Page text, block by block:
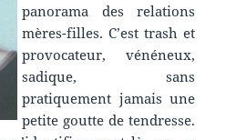
panorama des relations
mères-filles. C’est trash et
provocateur, vénéneux,
sadique, sans
pratiquement jamais une
petite goutte de tendresse.